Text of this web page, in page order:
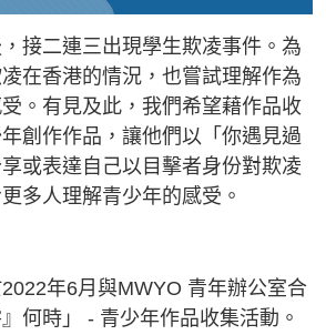
接二連三出現學生欺凌事件。為
在香港的情況，也嘗試理解作為
。有見及此，我們希望藉作品收
創作作品，讓他們以「你遇見過
或表達自己以目擊者身份對欺凌
多人理解青少年的感受。
年6月與MWYO 青年辦公室合
何時」 - 青少年作品收集活動。